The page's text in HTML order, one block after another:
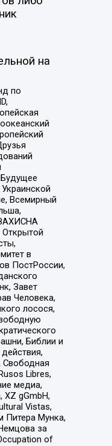
на
по
Всемирный
Открытой
в
ПостРоссии,
Завет
Человека,
лосося,
Библии и
Свободная
Libres,
медиа,
gGmbH,
Vistas,
Питера Мунка,
за
of